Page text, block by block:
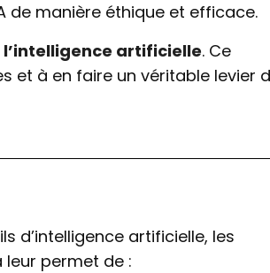
de manière éthique et efficace.
artificielle. Ce
et à en faire un véritable levier
d’intelligence artificielle, les
leur permet de :